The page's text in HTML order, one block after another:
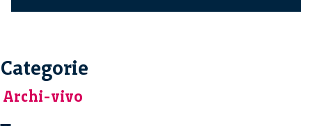
Categorie
Archi-vivo